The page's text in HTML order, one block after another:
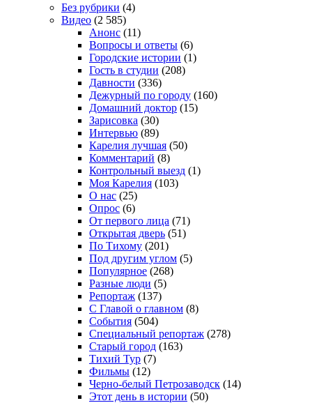
Без рубрики (4)
Видео (2 585)
Анонс (11)
Вопросы и ответы (6)
Городские истории (1)
Гость в студии (208)
Давности (336)
Дежурный по городу (160)
Домашний доктор (15)
Зарисовка (30)
Интервью (89)
Карелия лучшая (50)
Комментарий (8)
Контрольный выезд (1)
Моя Карелия (103)
О нас (25)
Опрос (6)
От первого лица (71)
Открытая дверь (51)
По Тихому (201)
Под другим углом (5)
Популярное (268)
Разные люди (5)
Репортаж (137)
С Главой о главном (8)
События (504)
Специальный репортаж (278)
Старый город (163)
Тихий Тур (7)
Фильмы (12)
Черно-белый Петрозаводск (14)
Этот день в истории (50)